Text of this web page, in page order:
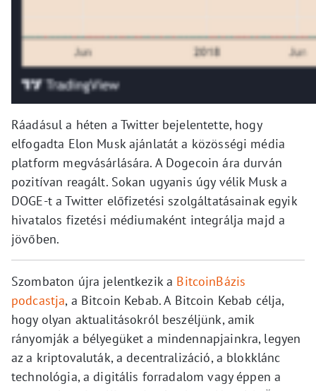
Ráadásul a héten a Twitter bejelentette, hogy
elfogadta Elon Musk ajánlatát a közösségi média
platform megvásárlására. A Dogecoin ára durván
pozitívan reagált. Sokan ugyanis úgy vélik Musk a
DOGE-t a Twitter előfizetési szolgáltatásainak egyik
hivatalos fizetési médiumaként integrálja majd a
jövőben.
Szombaton újra jelentkezik a BitcoinBázis
podcastja, a Bitcoin Kebab. A Bitcoin Kebab célja,
hogy olyan aktualitásokról beszéljünk, amik
rányomják a bélyegüket a mindennapjainkra, legyen
az a kriptovaluták, a decentralizáció, a blokklánc
technológia, a digitális forradalom vagy éppen a